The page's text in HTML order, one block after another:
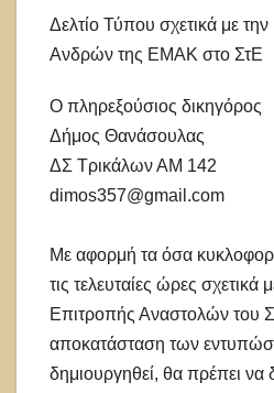
Δελτίο Τύπου σχετικά με
Ανδρών της ΕΜΑΚ στο ΣτΕ
Ο πληρεξούσιος δικηγόρος
Δήμος Θανάσουλας
ΔΣ Τρικάλων ΑΜ 142
dimos357@gmail.com
Με αφορμή τα όσα
τις τελευταίες ώρες
Επιτροπής Αναστολών του
αποκατάσταση των
δημιουργηθεί, θα πρέπει να